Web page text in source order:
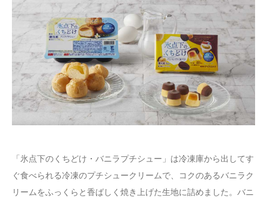
「氷点下のくちどけ・バニラプチシュー」は冷凍庫から出してす
ぐ食べられる冷凍のプチシュークリームで、コクのあるバニラク
リームをふっくらと香ばしく焼き上げた生地に詰めました。バニ